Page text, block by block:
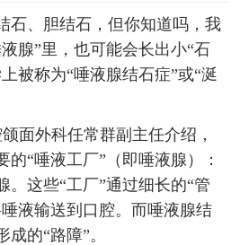
石、胆结石，但你知道吗，我
腺”里，也可能会长出小“石
被称为“唾液腺结石症”或“涎
面外科任常群副主任介绍，
的“唾液工厂”（即唾液腺）：
。这些“工厂”通过细长的“管
液输送到口腔。而唾液腺结
的“路障”。